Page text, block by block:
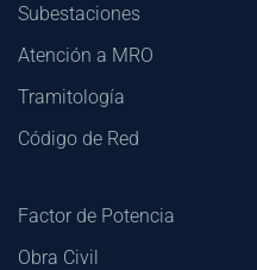
Subestaciones
Atención a MRO
Tramitología
Código de Red
Factor de Potencia
Obra Civil